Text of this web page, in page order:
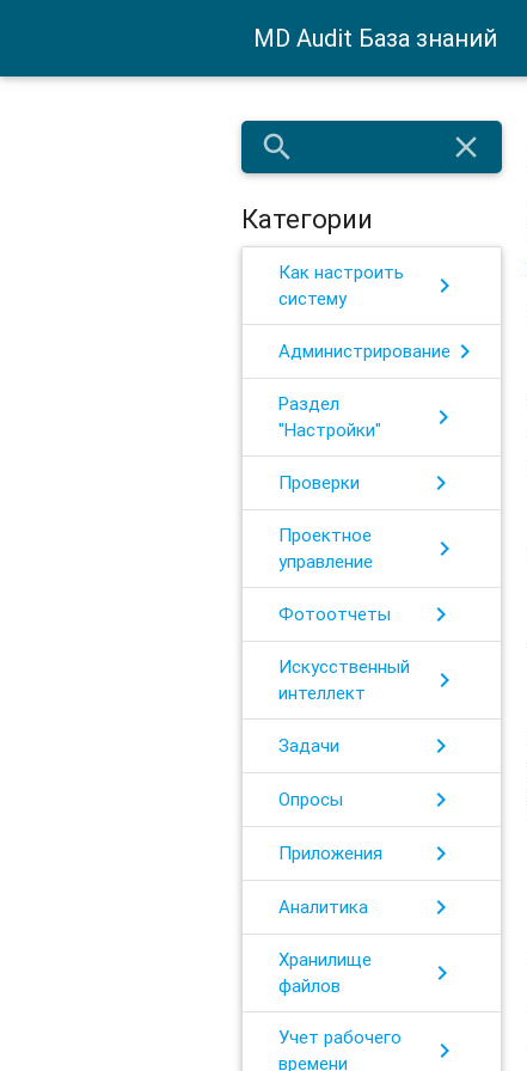
MD Audit База знаний
search close
Категории
Как настроить
систему
chevron_right
Администрированиеchevron_right
Раздел
"Настройки"
chevron_right
Проверки chevron_right
Проектное
управление
chevron_right
Фотоотчеты chevron_right
Искусственный
интеллект
chevron_right
Задачи chevron_right
Опросы chevron_right
Приложения chevron_right
Аналитика chevron_right
Хранилище
файлов
chevron_right
Учет рабочего
времени
chevron_right